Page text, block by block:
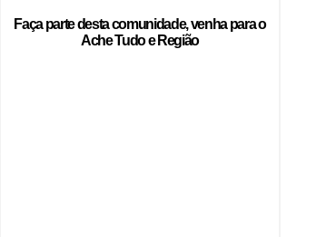
Faça parte desta comunidade, venha para o
Ache Tudo e Região